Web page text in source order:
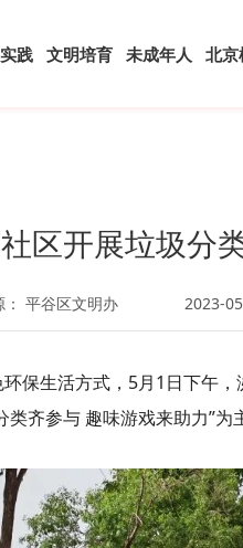
践 文明培育 未成年人 北京
区开展垃圾分
： 平谷区文明办 2023-
保生活方式，5月1日下午
齐参与 趣味游戏来助力”为